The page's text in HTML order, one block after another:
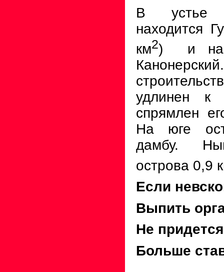
В устье
находится
км2)
и
удлинен
спрямлен
На юге
дамбу.
острова 0,9
Если
Выпить
Не
Больше